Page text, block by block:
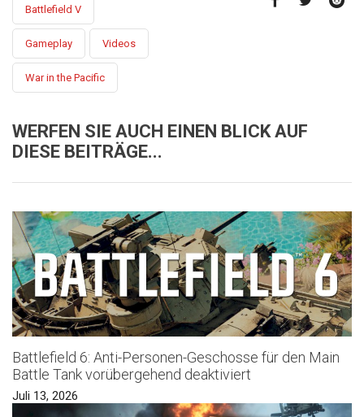
Battlefield V
Gameplay Videos
War in the Pacific
WERFEN SIE AUCH EINEN BLICK AUF
DIESE BEITRÄGE...
Battlefield 6: Anti-Personen-Geschosse für den Main
Battle Tank vorübergehend deaktiviert
Juli 13, 2026